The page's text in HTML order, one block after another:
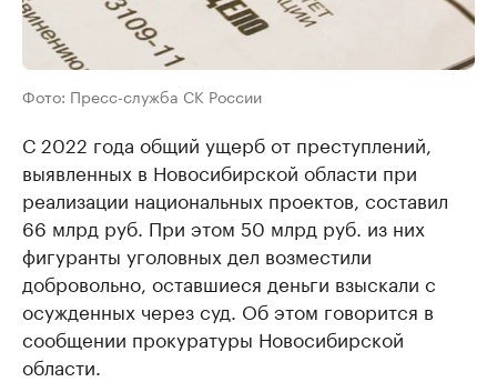
Фото: Пресс-служба СК России
С 2022 года общий ущерб от преступлений,
выявленных в Новосибирской области при
реализации национальных проектов, составил
66 млрд руб. При этом 50 млрд руб. из них
фигуранты уголовных дел возместили
добровольно, оставшиеся деньги взыскали с
осужденных через суд. Об этом говорится в
сообщении прокуратуры Новосибирской
области.